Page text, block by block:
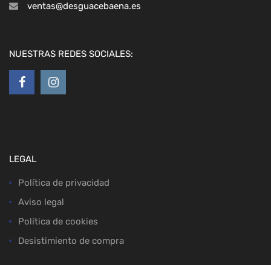
ventas@desguacebaena.es
NUESTRAS REDES SOCIALES:
LEGAL
Política de privacidad
Aviso legal
Política de cookies
Desistimiento de compra